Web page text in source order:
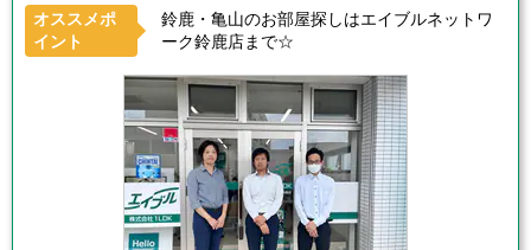
オススメポ
イント
鈴鹿・亀山のお部屋探しはエイブルネットワ
ーク鈴鹿店まで☆